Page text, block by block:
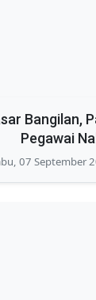
Bangilan,
Pegawai
07 September